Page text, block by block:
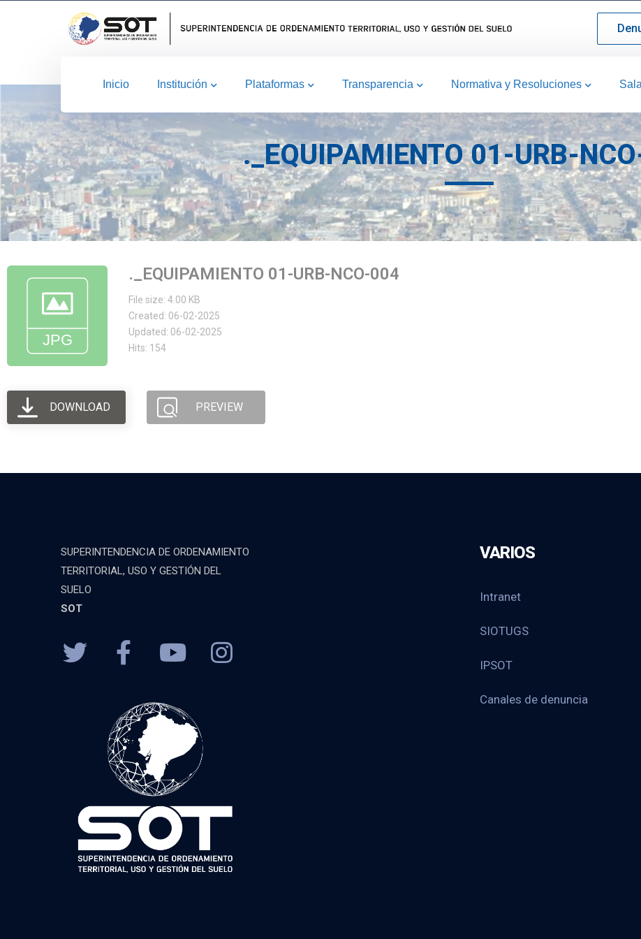
Inicio Institución Plataformas Transparencia Normativa y Resoluciones
._EQUIPAMIENTO 01-URB-
._EQUIPAMIENTO 01-URB-NCO-004
File size: 4.00 KB
Created: 06-02-2025
Updated: 06-02-2025
Hits: 154
DOWNLOAD PREVIEW
SUPERINTENDENCIA DE ORDENAMIENTO
TERRITORIAL, USO Y GESTIÓN DEL
SUELO
SOT
VARIOS
Intranet
SIOTUGS
IPSOT
Canales de denuncia